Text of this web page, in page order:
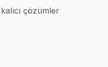
çözümler